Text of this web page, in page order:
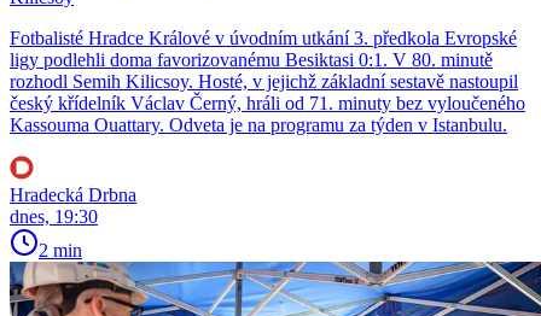
Fotbalisté Hradce Králové v úvodním utkání 3. předkola Evropské
ligy podlehli doma favorizovanému Besiktasi 0:1. V 80. minutě
rozhodl Semih Kilicsoy. Hosté, v jejichž základní sestavě nastoupil
český křídelník Václav Černý, hráli od 71. minuty bez vyloučeného
Kassouma Ouattary. Odveta je na programu za týden v Istanbulu.
Hradecká Drbna
dnes, 19:30
2 min